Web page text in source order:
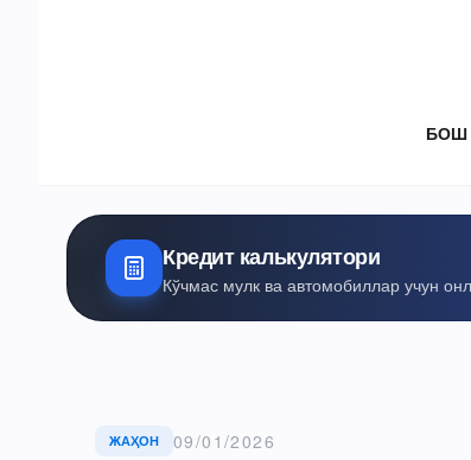
БОШ
Кредит калькулятори
Кўчмас мулк ва автомобиллар учун
ЖАҲОН 09/01/2026